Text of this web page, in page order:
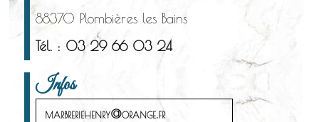
88370 Plombières les Bains
Tél. : 03 29 66 03 24
Infos
marbreriehenry@orange.fr